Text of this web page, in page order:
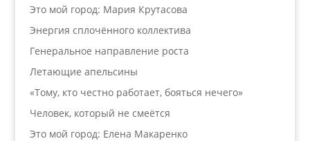
Это мой город: Мария Крутасова
Энергия сплочённого коллектива
Генеральное направление роста
Летающие апельсины
«Тому, кто честно работает, бояться нечего»
Человек, который не смеётся
Это мой город: Елена Макаренко